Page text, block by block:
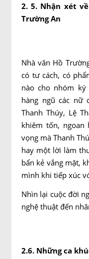
2. 5. Nhận xét
Trường An
Nhà văn Hồ
có tư cách, có
nào cho nhóm
hàng ngũ các nữ
Thanh Thúy, Lệ
khiêm tốn, ngoan
vọng mà Thanh
hay một lời làm
bẩn kẻ vắng mặt,
mình khi tiếp xúc
Nhìn lại cuộc đời
nghệ thuật đến
2.6. Những ca